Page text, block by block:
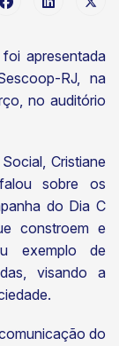
apresentada
RJ, na
no auditório
Cristiane
sobre os
do Dia C
constroem e
exemplo de
visando a
do